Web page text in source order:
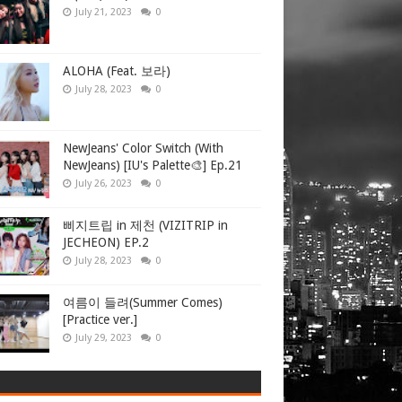
July 21, 2023 0
ALOHA (Feat. 보라)
July 28, 2023 0
NewJeans' Color Switch (With
NewJeans) [IU's Palette🎨] Ep.21
July 26, 2023 0
삐지트립 in 제천 (VIZITRIP in
JECHEON) EP.2
July 28, 2023 0
여름이 들려(Summer Comes)
[Practice ver.]
July 29, 2023 0